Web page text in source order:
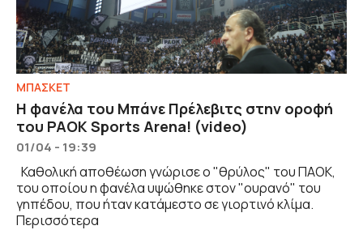
ΜΠΑΣΚΕΤ
Η φανέλα του Μπάνε Πρέλεβιτς στην οροφή
του PAOK Sports Arena! (video)
01/04 - 19:39
Καθολική αποθέωση γνώρισε ο "θρύλος" του ΠΑΟΚ,
του οποίου η φανέλα υψώθηκε στον "ουρανό" του
γηπέδου, που ήταν κατάμεστο σε γιορτινό κλίμα.
Περισσότερα